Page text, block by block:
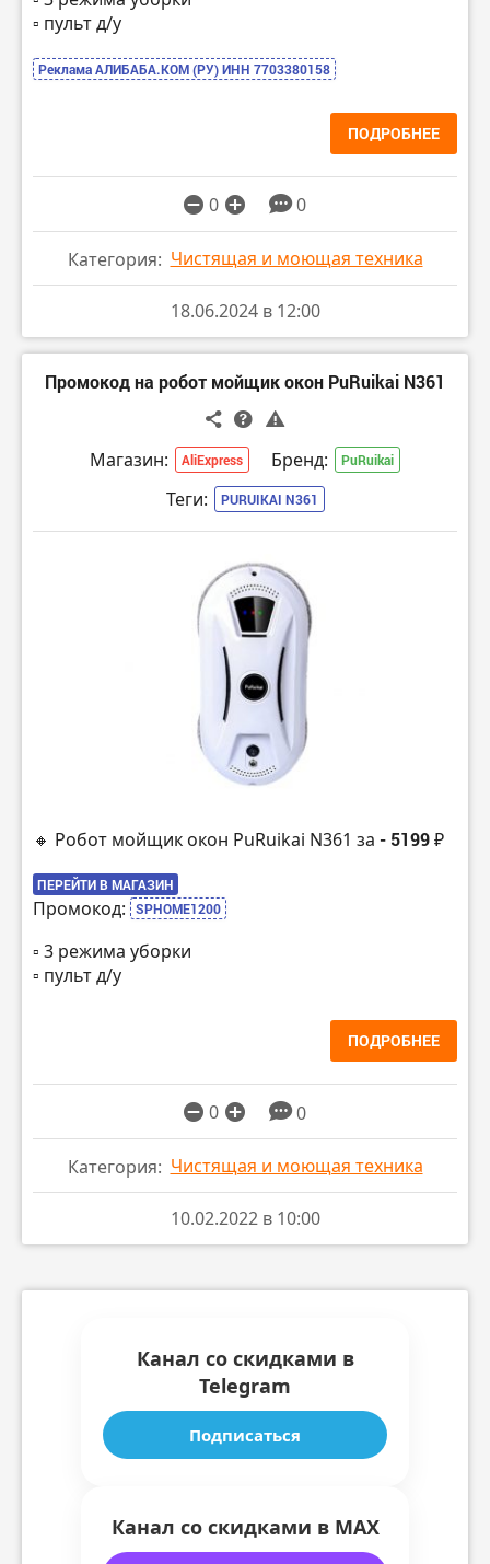
▫️ пульт д/у
Реклама АЛИБАБА.КОМ (РУ) ИНН 7703380158
ПОДРОБНЕЕ
0 0
Категория: Чистящая и моющая техника
18.06.2024 в 12:00
Промокод на робот мойщик окон PuRuikai N361
Магазин: AliExpress Бренд: PuRuikai
Теги: PURUIKAI N361
🔸 Робот мойщик окон PuRuikai N361 за - 5199 ₽
ПЕРЕЙТИ В МАГАЗИН
Промокод: SPHOME1200
▫️ 3 режима уборки
▫️ пульт д/у
ПОДРОБНЕЕ
0 0
Категория: Чистящая и моющая техника
10.02.2022 в 10:00
Канал со скидками в
Telegram
Подписаться
Канал со скидками в MAX